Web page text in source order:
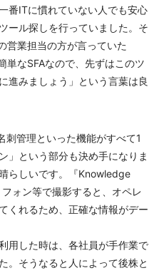
番ITに慣れていない人でも安心
ール探しを行っていました。そ
営業担当の方が言っていた
単なSFAなので、先ずはこのツ
進みましょう」という言葉は良
刺管理といった機能がすべて1
」という部分も決め手になりま
らしいです。『Knowledge
ォン等で撮影すると、オペレ
くれるため、正確な情報がデー
用した時は、各社員が手作業で
。そうなると人によって後株と